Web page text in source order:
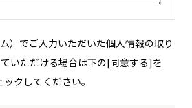
）でご入力いただいた個人情報の取り
いただける場合は下の[同意する]を
ックしてください。